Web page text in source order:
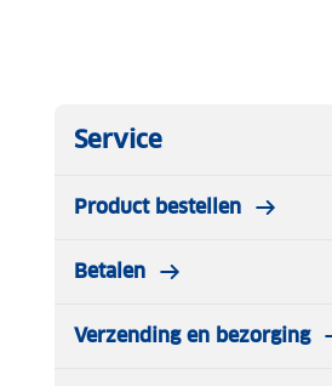
Service
Product bestellen
Betalen
Verzending en bezorging